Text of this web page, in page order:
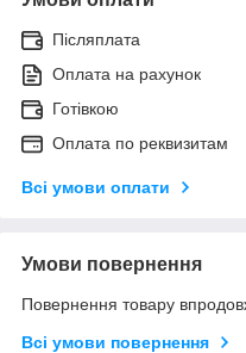
Післяплата
Оплата на рахунок
Готівкою
Оплата по реквизитам
Всі умови оплати
Умови повернення
Повернення товару
Всі умови повернення